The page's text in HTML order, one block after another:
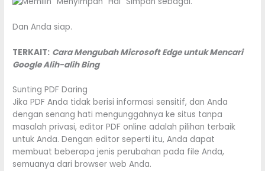
Dan Anda siap.
TERKAIT: Cara Mengubah Microsoft Edge untuk Mencari
Google Alih-alih Bing
Sunting PDF Daring
Jika PDF Anda tidak berisi informasi sensitif, dan Anda
dengan senang hati mengunggahnya ke situs tanpa
masalah privasi, editor PDF online adalah pilihan terbaik
untuk Anda. Dengan editor seperti itu, Anda dapat
membuat beberapa jenis perubahan pada file Anda,
semuanya dari browser web Anda.